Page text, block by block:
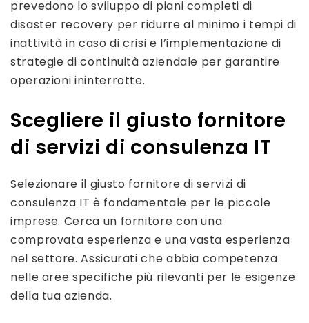
prevedono lo sviluppo di piani completi di
disaster recovery per ridurre al minimo i tempi di
inattività in caso di crisi e l’implementazione di
strategie di continuità aziendale per garantire
operazioni ininterrotte.
Scegliere il giusto fornitore
di servizi di consulenza IT
Selezionare il giusto fornitore di servizi di
consulenza IT è fondamentale per le piccole
imprese. Cerca un fornitore con una
comprovata esperienza e una vasta esperienza
nel settore. Assicurati che abbia competenza
nelle aree specifiche più rilevanti per le esigenze
della tua azienda.